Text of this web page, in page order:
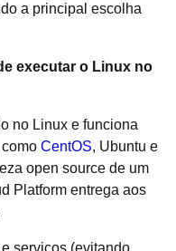
a principal escolha
executar o Linux no
no Linux e funciona
CentOS, Ubuntu e
open source de um
Platform entrega aos
serviços (evitando